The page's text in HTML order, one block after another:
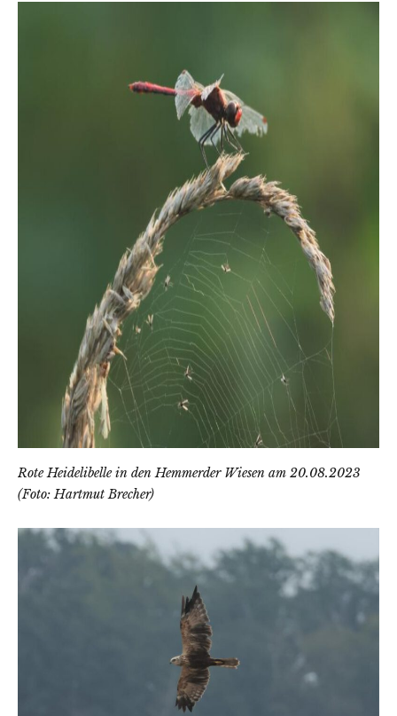
Rote Heidelibelle in den Hemmerder Wiesen am 20.08.2023
(Foto: Hartmut Brecher)